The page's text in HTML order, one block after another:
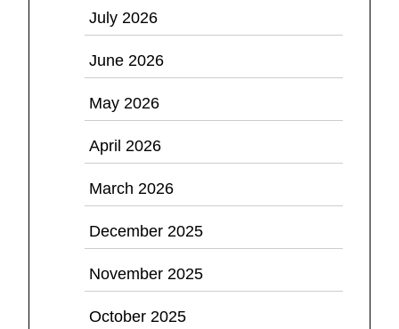
July 2026
June 2026
May 2026
April 2026
March 2026
December 2025
November 2025
October 2025